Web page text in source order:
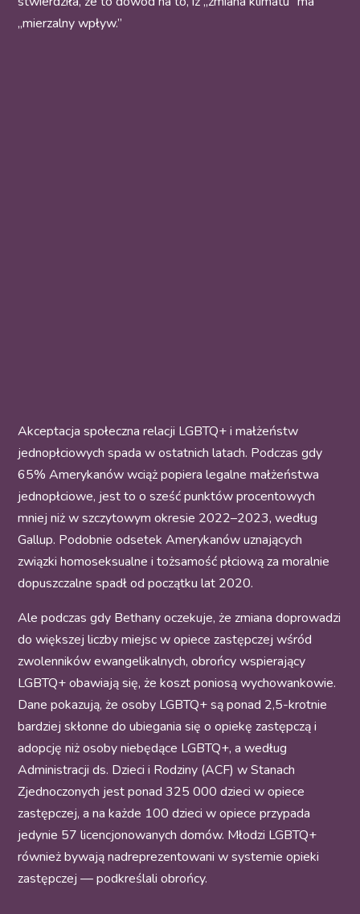
„mierzalny wpływ.”
Akceptacja społeczna relacji LGBTQ+ i małżeństw
jednopłciowych spada w ostatnich latach. Podczas gdy
65% Amerykanów wciąż popiera legalne małżeństwa
jednopłciowe, jest to o sześć punktów procentowych
mniej niż w szczytowym okresie 2022–2023, według
Gallup. Podobnie odsetek Amerykanów uznających
związki homoseksualne i tożsamość płciową za moralnie
dopuszczalne spadł od początku lat 2020.
Ale podczas gdy Bethany oczekuje, że zmiana doprowadzi
do większej liczby miejsc w opiece zastępczej wśród
zwolenników ewangelikalnych, obrońcy wspierający
LGBTQ+ obawiają się, że koszt poniosą wychowankowie.
Dane pokazują, że osoby LGBTQ+ są ponad 2,5-krotnie
bardziej skłonne do ubiegania się o opiekę zastępczą i
adopcję niż osoby niebędące LGBTQ+, a według
Administracji ds. Dzieci i Rodziny (ACF) w Stanach
Zjednoczonych jest ponad 325 000 dzieci w opiece
zastępczej, a na każde 100 dzieci w opiece przypada
jedynie 57 licencjonowanych domów. Młodzi LGBTQ+
również bywają nadreprezentowani w systemie opieki
zastępczej — podkreślali obrońcy.